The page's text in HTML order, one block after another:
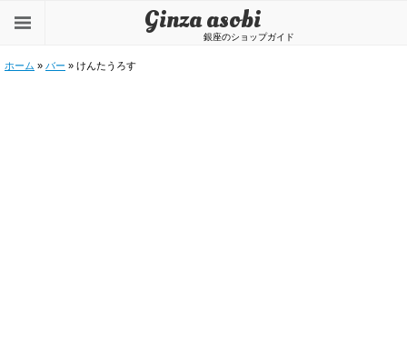
銀座のショップガイド
Ginza asobi
ホーム » バー » けんたうろす